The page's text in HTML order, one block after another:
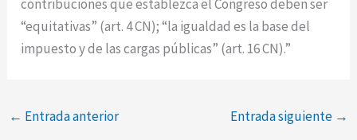
contribuciones que establezca el Congreso deben ser
“equitativas” (art. 4 CN); “la igualdad es la base del
impuesto y de las cargas públicas” (art. 16 CN).”
← Entrada anterior Entrada siguiente →